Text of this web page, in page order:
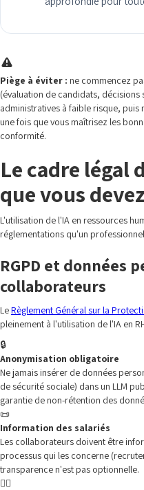
Piège à éviter : ne commencez
(évaluation de candidats, décisions
administratives à faible risque,
une fois que vous maîtrisez les
conformité.
Le cadre légal
que vous
L'utilisation de l'IA en ressources
réglementations qu'un
RGPD et données
collaborateurs
LeRèglement Général sur la
pleinement à l'utilisation de l'IA en
🔒
Anonymisation obligatoire
Ne jamais insérer de données
de sécurité sociale) dans un LLM
garantie de non-rétention des
📜
Information des salariés
Les collaborateurs doivent être
processus qui les concerne
transparence n'est pas optionnelle.
🧑‍⚖️